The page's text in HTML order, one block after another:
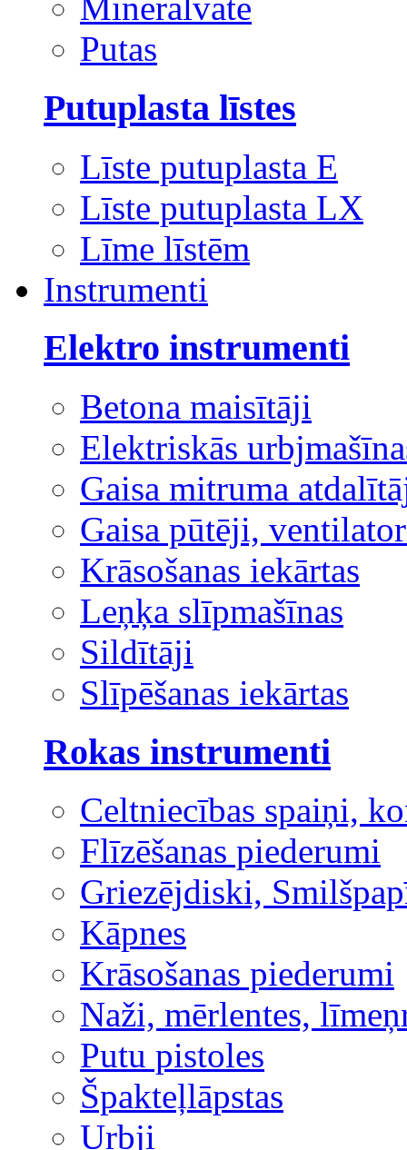
Minerālvate
Putas
Putuplasta līstes
Līste putuplasta E
Līste putuplasta LX
Līme līstēm
Instrumenti
Elektro instrumenti
Betona maisītāji
Elektriskās
Gaisa mitruma
Gaisa pūtēji,
Krāsošanas iekārtas
Leņķa slīpmašīnas
Sildītāji
Slīpēšanas iekārtas
Rokas instrumenti
Celtniecības spaiņi,
Flīzēšanas piederumi
Griezējdiski,
Kāpnes
Krāsošanas piederumi
Naži, mērlentes,
Putu pistoles
Špakteļlāpstas
Urbji